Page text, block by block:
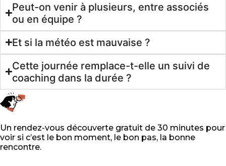
Peut-on venir à plusieurs, entre associés
ou en équipe ?
Et si la météo est mauvaise ?
Cette journée remplace-t-elle un suivi de
coaching dans la durée ?
Un rendez-vous découverte gratuit de 30 minutes pour
voir si c’est le bon moment, le bon pas, la bonne
rencontre.